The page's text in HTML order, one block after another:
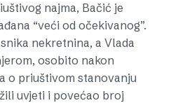
najma, Bačić je
“veći od očekivanog”.
nekretnina, a Vlada
osobito nakon
o priuštivom stanovanju
uvjeti i povećao broj